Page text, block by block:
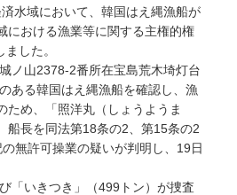
水域において、韓国はえ縄漁船が
における漁業等に関する主権的権
した。
ノ山2378-2番所在宝島荒木埼灯台
ある韓国はえ縄漁船を確認し、漁
め、「照洋丸（しょうようま
船長を同法第18条の2、第15条の2
無許可操業の疑いが判明し、19日
「いきつき」（499トン）が捜査